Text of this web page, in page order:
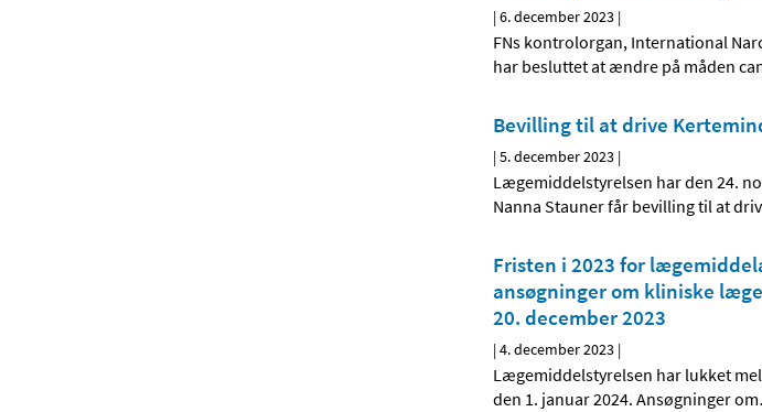
|6. december 2023 |
FNs kontrolorgan, International
har besluttet at ændre på måden
Bevilling til at drive
|5. december 2023 |
Lægemiddelstyrelsen har den 24.
Nanna Stauner får bevilling til at
Fristen i 2023 for
ansøgninger om kliniske
20. december 2023
|4. december 2023 |
Lægemiddelstyrelsen har lukket
den 1. januar 2024. Ansøgninger om